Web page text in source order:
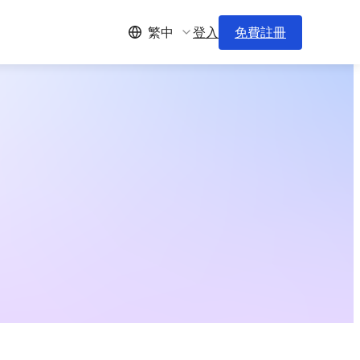
繁中 登入 免費註冊